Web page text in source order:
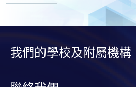
我們的學校及附屬機構